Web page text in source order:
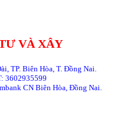
VÀ XÂY
TP. Biên Hòa, T. Đồng Nai.
3602935599
CN Biên Hòa, Đồng Nai.